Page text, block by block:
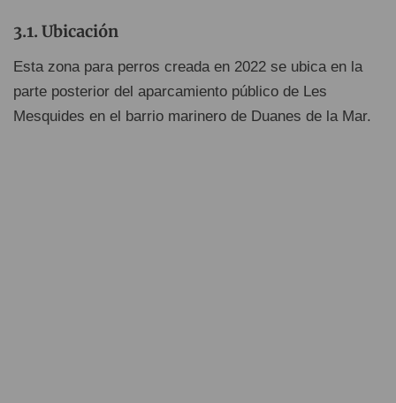
Ubicación
Esta zona para perros creada en 2022 se ubica en la
parte posterior del aparcamiento público de Les
Mesquides en el barrio marinero de Duanes de la Mar.